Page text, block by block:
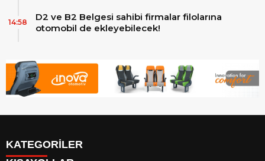
D2 ve B2 Belgesi sahibi firmalar filolarına
otomobil de ekleyebilecek!
14:58
KATEGORİLER